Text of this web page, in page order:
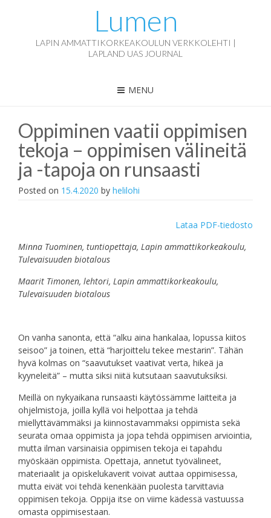
Lumen
LAPIN AMMATTIKORKEAKOULUN VERKKOLEHTI |
LAPLAND UAS JOURNAL
MENU
Oppiminen vaatii oppimisen
tekoja – oppimisen välineitä
ja -tapoja on runsaasti
Posted on 15.4.2020 by helilohi
Lataa PDF-tiedosto
Minna Tuominen, tuntiopettaja, Lapin ammattikorkeakoulu,
Tulevaisuuden biotalous
Maarit Timonen, lehtori, Lapin ammattikorkeakoulu,
Tulevaisuuden biotalous
On vanha sanonta, että “alku aina hankalaa, lopussa kiitos
seisoo” ja toinen, että “harjoittelu tekee mestarin”. Tähän
hyvä kolmas on “saavutukset vaativat verta, hikeä ja
kyyneleitä” – mutta siksi niitä kutsutaan saavutuksiksi.
Meillä on nykyaikana runsaasti käytössämme laitteita ja
ohjelmistoja, joilla kyllä voi helpottaa ja tehdä
miellyttävämmäksi ja kiinnostavammaksi oppimista sekä
seurata omaa oppimista ja jopa tehdä oppimisen arviointia,
mutta ilman varsinaisia oppimisen tekoja ei tapahdu
myöskään oppimista. Opettaja, annetut työvälineet,
materiaalit ja opiskelukaverit voivat auttaa oppimisessa,
mutta eivät voi tehdä kenenkään puolesta tarvittavia
oppimisen tekoja. Oppija itse on viime kädessä vastuussa
omasta oppimisestaan.